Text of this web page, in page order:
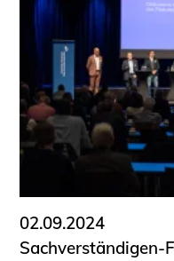
02.09.2024
Sachverständigen-